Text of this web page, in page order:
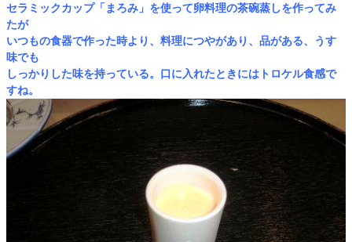
設置方法
よくある質問
ノンドライ資料請求
ファインセラミックス商品
導入事例（セラミック）
お客様の声（セラミック）
代理店・販売店一覧
セラミックカップ「まろみ」を使って卵料理の茶碗蒸しを作ってみ
たが
いつもの食器で作った時より、料理につやがあり、品がある、うす
味でも
しっかりした味を持っている。口に入れたときにはトロケル食感で
すね。